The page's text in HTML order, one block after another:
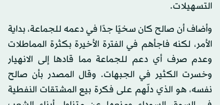
التسهيلات.
وأضاف أن صالح كان سخيًا جدًا في دعمه للجماعة، بداية
الأمر، لكنه فاجأهم في الفترة الأخيرة بكثرة المماطلات
وعدم صرف أي دعم للجماعة مما قادها إلى الانهيار
وخسرت الكثير في الجبهات. وقال المصدر بأن صالح
نفسه، هو الذي دلّهم على فكرة بيع المشتقات النفطية